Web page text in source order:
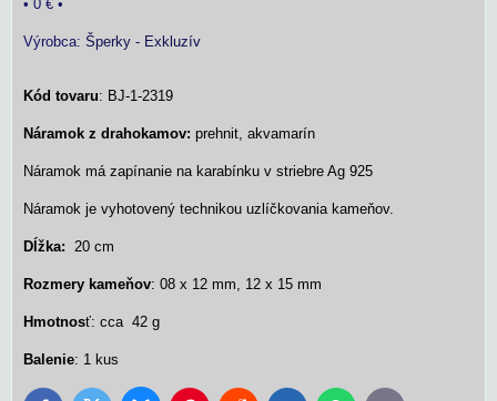
• 0 € •
Výrobca: Šperky - Exkluzív
Kód tovaru: BJ-1-2319
Náramok z drahokamov: prehnit, akvamarín
Náramok má zapínanie na karabínku v striebre Ag 925
Náramok je vyhotovený technikou uzlíčkovania kameňov.
Dĺžka: 20 cm
Rozmery kameňov: 08 x 12 mm, 12 x 15 mm
Hmotnosť: cca 42 g
Balenie: 1 kus